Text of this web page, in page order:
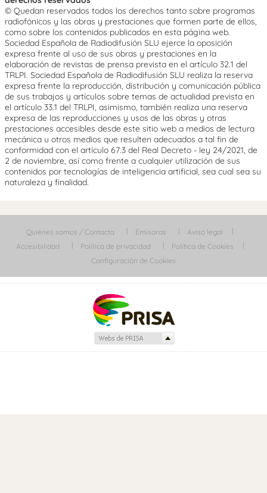
© Quedan reservados todos los derechos tanto sobre programas
radiofónicos y las obras y prestaciones que formen parte de ellos,
como sobre los contenidos publicados en esta página web.
Sociedad Española de Radiodifusión SLU ejerce la oposición
expresa frente al uso de sus obras y prestaciones en la
elaboración de revistas de prensa prevista en el artículo 32.1 del
TRLPI. Sociedad Española de Radiodifusión SLU realiza la reserva
expresa frente la reproducción, distribución y comunicación pública
de sus trabajos y artículos sobre temas de actualidad prevista en
el artículo 33.1 del TRLPI, asimismo, también realiza una reserva
expresa de las reproducciones y usos de las obras y otras
prestaciones accesibles desde este sitio web a medios de lectura
mecánica u otros medios que resulten adecuados a tal fin de
conformidad con el artículo 67.3 del Real Decreto - ley 24/2021, de
2 de noviembre, así como frente a cualquier utilización de sus
contenidos por tecnologías de inteligencia artificial, sea cual sea su
naturaleza y finalidad.
Quiénes somos / Contacta Emisoras
Aviso legal
Accesibilidad
Política de privacidad
Política de Cookies
Configuración de Cookies